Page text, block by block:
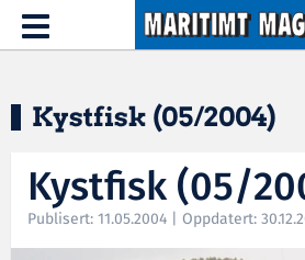
Hopp til hovedinnhold
Toggle
navigation
Kystfisk (05/2004)
Kystfisk (05/
Publisert: 11.05.2004 | Oppdatert: